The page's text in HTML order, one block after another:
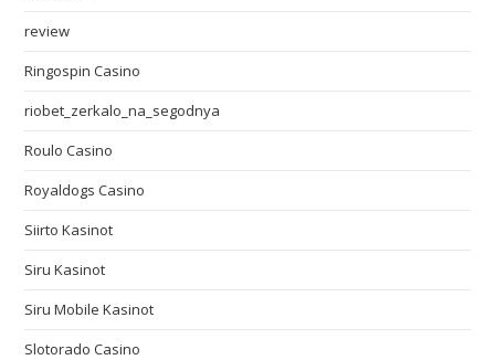
review
Ringospin Casino
riobet_zerkalo_na_segodnya
Roulo Casino
Royaldogs Casino
Siirto Kasinot
Siru Kasinot
Siru Mobile Kasinot
Slotorado Casino